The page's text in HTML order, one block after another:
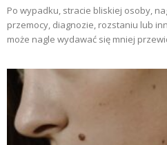
Po wypadku, stracie bliskiej osoby,
przemocy, diagnozie, rozstaniu lub
może nagle wydawać się mniej